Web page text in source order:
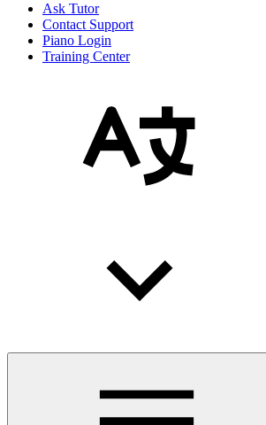
Ask Tutor
Contact Support
Piano Login
Training Center